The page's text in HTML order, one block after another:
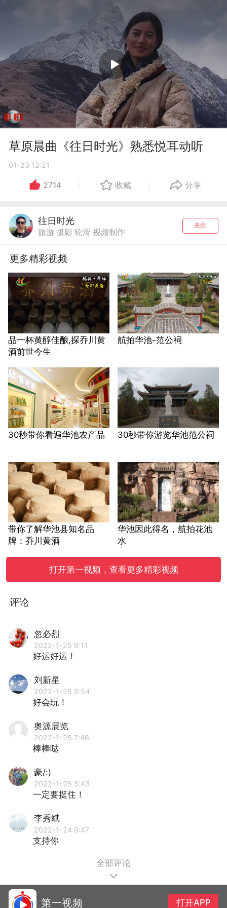
草原晨曲《往日时光》熟悉悦耳动听
01-23 12:21
2714 收藏 分享
往日时光
旅游 摄影 轮滑 视频制作
关注
更多精彩视频
品一杯黄醇佳酿,探乔川黄
酒前世今生
航拍华池-范公祠
30秒带你看遍华池农产品 30秒带你游览华池范公祠
带你了解华池县知名品
牌：乔川黄酒
华池因此得名，航拍花池
水
打开第一视频，查看更多精彩视频
评论
忽必烈
2022-1-25 9:11
好运好运！
刘新星
2022-1-25 8:54
好会玩！
奥源展览
2022-1-25 7:46
棒棒哒
豪/:)
2022-1-25 5:43
一定要挺住！
李秀斌
2022-1-24 9:47
支持你
全部评论
第一视频 打开APP